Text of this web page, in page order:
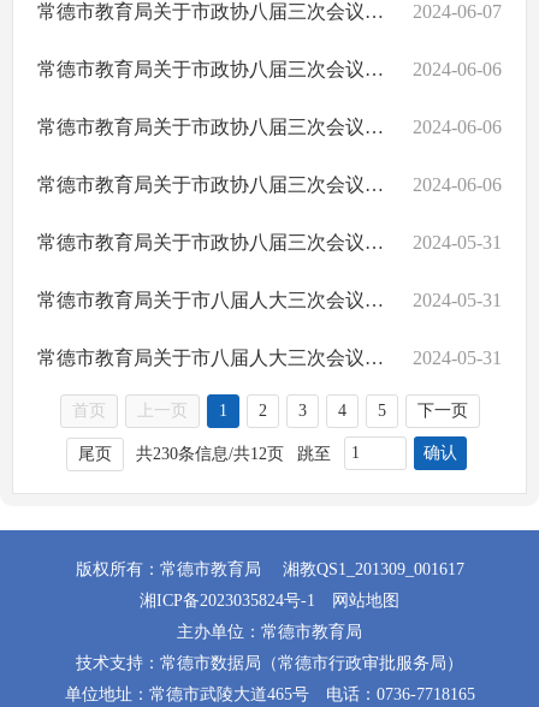
常德市教育局关于市政协八届三次会议第238号提案的回复 2024-06-07
常德市教育局关于市政协八届三次会议第245号提案的回复 2024-06-06
常德市教育局关于市政协八届三次会议第144号提案的回复 2024-06-06
常德市教育局关于市政协八届三次会议第101号提案的回复 2024-06-06
常德市教育局关于市政协八届三次会议第134号提案的回复 2024-05-31
常德市教育局关于市八届人大三次会议第216号建议的回复 2024-05-31
常德市教育局关于市八届人大三次会议第103号建议的回复 2024-05-31
首页 上一页 1 2 3 4 5 下一页
尾页 共230条信息/共12页 跳至 确认
版权所有：常德市教育局
湘教QS1_201309_001617
湘ICP备2023035824号-1
网站地图
主办单位：常德市教育局
技术支持：常德市数据局（常德市行政审批服务局）
单位地址：常德市武陵大道465号
电话：0736-7718165